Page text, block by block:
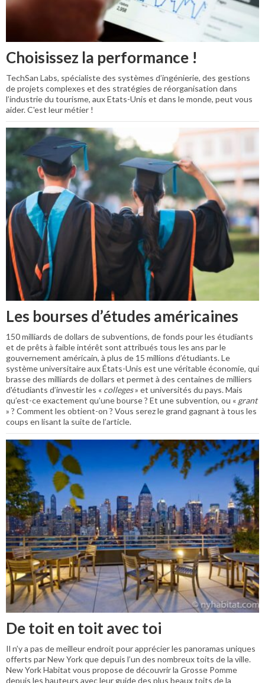
Choisissez la performance !
TechSan Labs, spécialiste des systèmes d’ingénierie, des gestions
de projets complexes et des stratégies de réorganisation dans
l’industrie du tourisme, aux Etats-Unis et dans le monde, peut vous
aider. C'est leur métier !
Les bourses d’études américaines
150 milliards de dollars de subventions, de fonds pour les étudiants
et de prêts à faible intérêt sont attribués tous les ans par le
gouvernement américain, à plus de 15 millions d’étudiants. Le
système universitaire aux États-Unis est une véritable économie, qui
brasse des milliards de dollars et permet à des centaines de milliers
d'étudiants d’investir les « colleges» et universités du pays. Mais
qu’est-ce exactement qu’une bourse ? Et une subvention, ou « grant
» ? Comment les obtient-on ? Vous serez le grand gagnant à tous les
coups en lisant la suite de l’article.
De toit en toit avec toi
Il n’y a pas de meilleur endroit pour apprécier les panoramas uniques
offerts par New York que depuis l’un des nombreux toits de la ville.
New York Habitat vous propose de découvrir la Grosse Pomme
depuis les hauteurs avec leur guide des plus beaux toits de la